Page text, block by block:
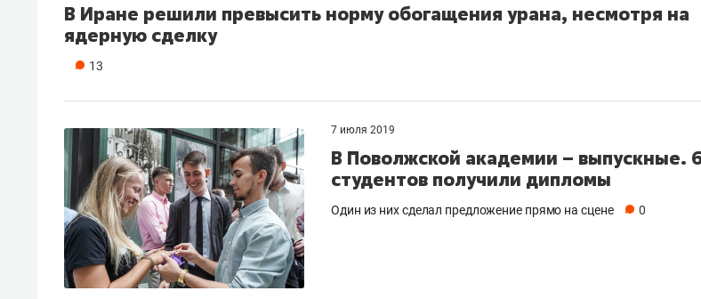
В Иране решили превысить норму обогащения урана, несмотря на
ядерную сделку
13
7 июля 2019
В Поволжской академии – выпускные.
студентов получили дипломы
Один из них сделал предложение прямо на сцене 0